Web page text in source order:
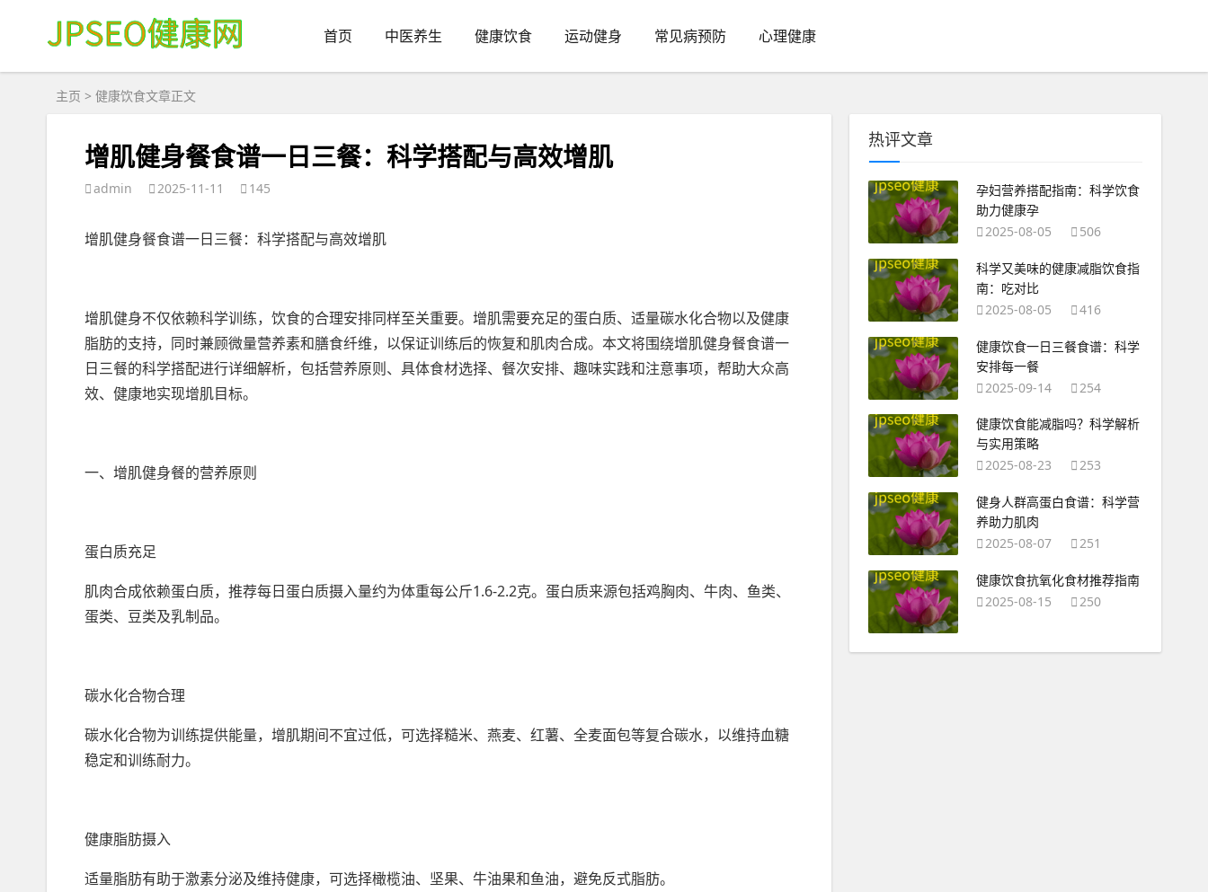
首页 中医养生 健康饮食 运动健身 常见病预防 心理健康
主页 > 健康饮食文章正文
增肌健身餐食谱一日三餐：科学搭配与高效增肌
admin 2025-11-11 145
增肌健身餐食谱一日三餐：科学搭配与高效增肌
增肌健身不仅依赖科学训练，饮食的合理安排同样至关重要。增肌需要充足的蛋白质、适量碳水化合物以及健康
脂肪的支持，同时兼顾微量营养素和膳食纤维，以保证训练后的恢复和肌肉合成。本文将围绕增肌健身餐食谱一
日三餐的科学搭配进行详细解析，包括营养原则、具体食材选择、餐次安排、趣味实践和注意事项，帮助大众高
效、健康地实现增肌目标。
一、增肌健身餐的营养原则
蛋白质充足
肌肉合成依赖蛋白质，推荐每日蛋白质摄入量约为体重每公斤1.6-2.2克。蛋白质来源包括鸡胸肉、牛肉、鱼类、
蛋类、豆类及乳制品。
碳水化合物合理
碳水化合物为训练提供能量，增肌期间不宜过低，可选择糙米、燕麦、红薯、全麦面包等复合碳水，以维持血糖
稳定和训练耐力。
健康脂肪摄入
适量脂肪有助于激素分泌及维持健康，可选择橄榄油、坚果、牛油果和鱼油，避免反式脂肪。
热评文章
孕妇营养搭配指南：科学饮食
助力健康孕
2025-08-05
506
科学又美味的健康减脂饮食指
南：吃对比
2025-08-05
416
健康饮食一日三餐食谱：科学
安排每一餐
2025-09-14
254
健康饮食能减脂吗？科学解析
与实用策略
2025-08-23
253
健身人群高蛋白食谱：科学营
养助力肌肉
2025-08-07
251
健康饮食抗氧化食材推荐指南
2025-08-15
250